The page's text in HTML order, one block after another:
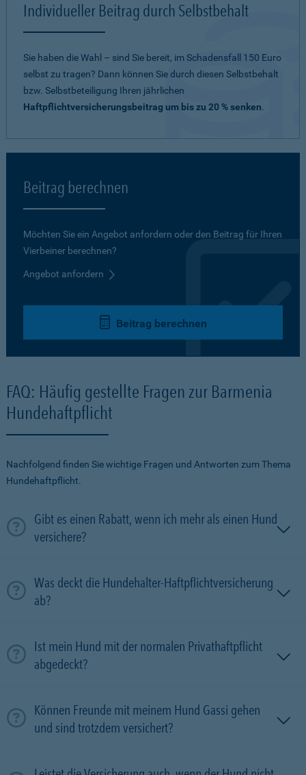
Individueller Beitrag durch Selbstbehalt
Sie haben die Wahl – sind Sie bereit, im Schadensfall 150 Euro
selbst zu tragen? Dann können Sie durch diesen Selbstbehalt
bzw. Selbstbeteiligung Ihren jährlichen
Haftpflichtversicherungsbeitrag um bis zu 20 % senken.
Beitrag berechnen
Möchten Sie ein Angebot anfordern oder den Beitrag für Ihren
Vierbeiner berechnen?
Angebot anfordern
Beitrag berechnen
FAQ: Häufig gestellte Fragen zur Barmenia
Hundehaftpflicht
Nachfolgend finden Sie wichtige Fragen und Antworten zum Thema
Hundehaftpflicht.
Gibt es einen Rabatt, wenn ich mehr als einen Hund
versichere?
Was deckt die Hundehalter-Haftpflichtversicherung
ab?
Ist mein Hund mit der normalen Privathaftpflicht
abgedeckt?
Können Freunde mit meinem Hund Gassi gehen
und sind trotzdem versichert?